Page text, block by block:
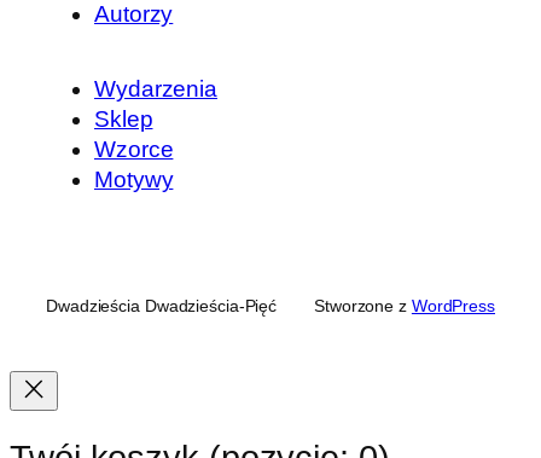
Autorzy
Wydarzenia
Sklep
Wzorce
Motywy
Dwadzieścia Dwadzieścia-Pięć Stworzone z WordPress